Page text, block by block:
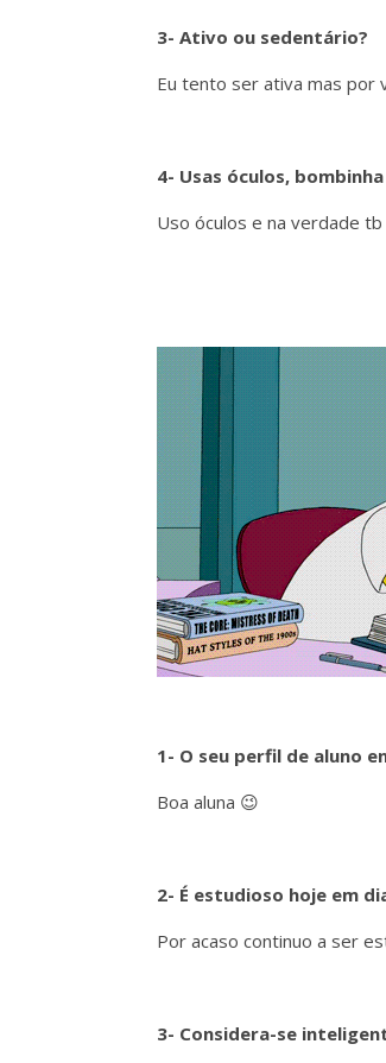
3- Ativo ou sedentário?
Eu tento ser ativa mas por
4- Usas óculos,
Uso óculos e na verdade
1- O seu perfil de aluno
Boa aluna 😉
2- É estudioso hoje em
Por acaso continuo a ser
3- Considera-se